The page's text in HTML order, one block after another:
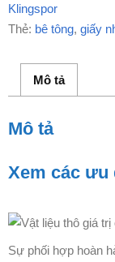
Klingspor
Thẻ: bê tông, giấy
Mô tả
Mô tả
Xem các ưu
Sự phối hợp hoàn